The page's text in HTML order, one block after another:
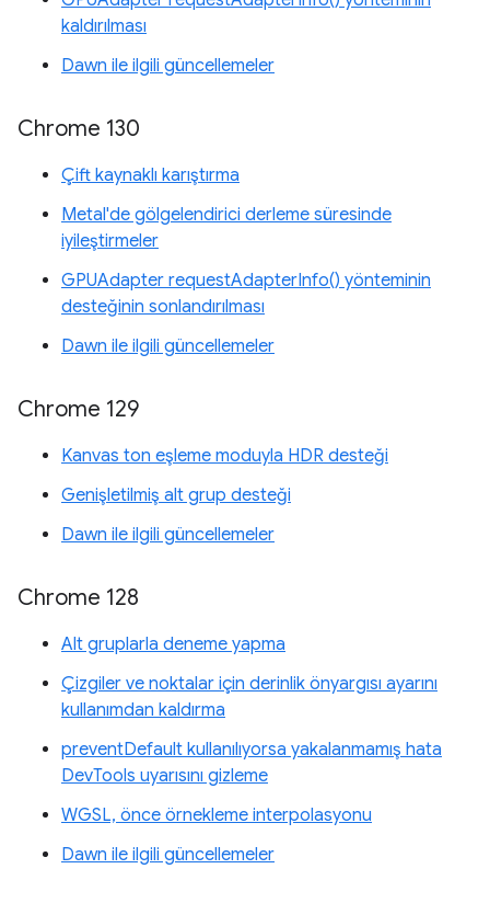
kaldırılması
Dawn ile ilgili güncellemeler
Chrome 130
Çift kaynaklı karıştırma
Metal'de gölgelendirici derleme süresinde
iyileştirmeler
GPUAdapter requestAdapterInfo() yönteminin
desteğinin sonlandırılması
Dawn ile ilgili güncellemeler
Chrome 129
Kanvas ton eşleme moduyla HDR desteği
Genişletilmiş alt grup desteği
Dawn ile ilgili güncellemeler
Chrome 128
Alt gruplarla deneme yapma
Çizgiler ve noktalar için derinlik önyargısı ayarını
kullanımdan kaldırma
preventDefault kullanılıyorsa yakalanmamış hata
DevTools uyarısını gizleme
WGSL, önce örnekleme interpolasyonu
Dawn ile ilgili güncellemeler